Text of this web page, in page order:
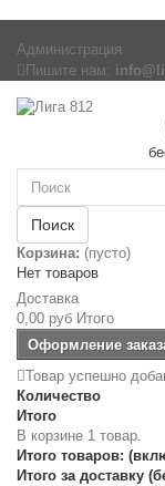
Администрация
Пишите нам:
Поиск
Корзина: (пусто)
Нет товаров
Доставка
0,00 руб Итого
Оформление
Товар успешно
Количество
Итого
В корзине 1 товар.
Итого товаров:
Итого за доставку